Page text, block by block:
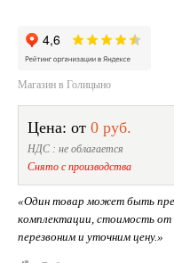
Магазин в Голицыно
Цена: от 0 руб.
НДС : не облагается
Снято с производства
«Один товар может быть
комплектации, стоимость от
перезвоним и уточним цену.»